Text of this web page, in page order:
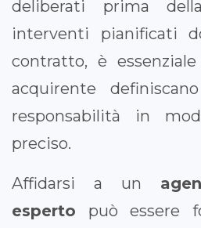
deliberati prima
interventi pianificati
contratto, è
acquirente
responsabilità in
preciso.
Affidarsi a un
esperto può essere